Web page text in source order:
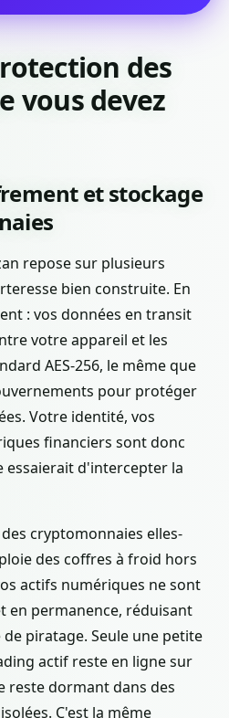
des
vous devez
et stockage
repose sur plusieurs
bien construite. En
: vos données en transit
votre appareil et les
AES-256, le même que
pour protéger
Votre identité, vos
financiers sont donc
essaierait d'intercepter la
cryptomonnaies elles-
des coffres à froid hors
actifs numériques ne sont
en permanence, réduisant
piratage. Seule une petite
actif reste en ligne sur
reste dormant dans des
C'est la même